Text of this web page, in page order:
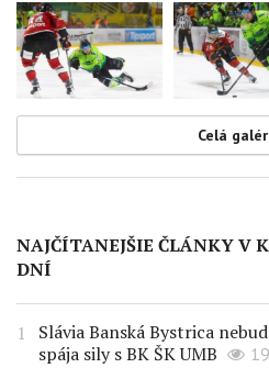
Celá
NAJČÍTANEJŠIE ČLÁNKY V
DNÍ
Slávia Banská Bystrica
spája sily s BK ŠK UMB